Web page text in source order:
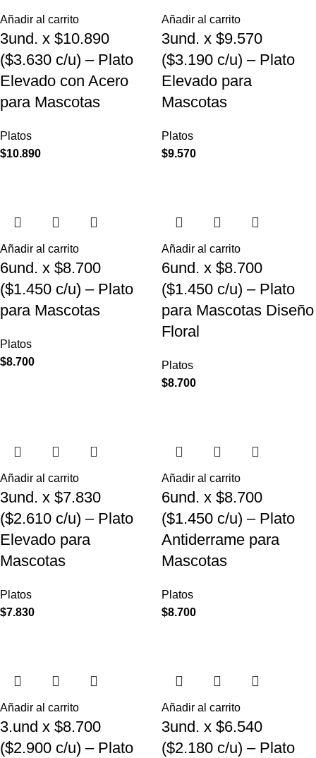
Añadir al carrito
3und. x $10.890
($3.630 c/u) – Plato
Elevado con Acero
para Mascotas
Platos
$10.890
Añadir al carrito
3und. x $9.570
($3.190 c/u) – Plato
Elevado para
Mascotas
Platos
$9.570
Añadir al carrito
6und. x $8.700
($1.450 c/u) – Plato
para Mascotas
Platos
$8.700
Añadir al carrito
6und. x $8.700
($1.450 c/u) – Plato
para Mascotas Diseño
Floral
Platos
$8.700
Añadir al carrito
3und. x $7.830
($2.610 c/u) – Plato
Elevado para
Mascotas
Platos
$7.830
Añadir al carrito
6und. x $8.700
($1.450 c/u) – Plato
Antiderrame para
Mascotas
Platos
$8.700
Añadir al carrito
3.und x $8.700
($2.900 c/u) – Plato
Añadir al carrito
3und. x $6.540
($2.180 c/u) – Plato